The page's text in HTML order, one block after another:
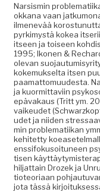
Nar­sis­min
okkana vaan
ilmenevää
pyrkimys­tä kokea
itseen ja toiseen
1995; Iko­nen &
ole­van
koke­muk­selta itsen
paa­mat­to­muud­es­ta.
ja kuor­mit­tavi­in
epä­vakaus (Tritt ym.
vaikeudet
udet ja niiden
min prob­lemati­ikan
kehitet­ty
enssi­foku­soituneen
tisen
hil­jat­tain Drozek ja
tio­teo­ri­aan
jota tässä